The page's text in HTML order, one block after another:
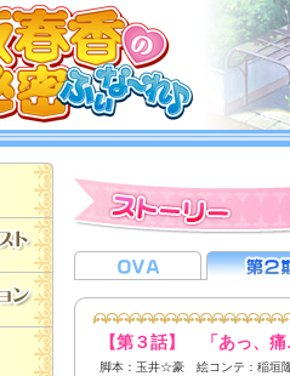
【第３話】 「あっ、
脚本：玉井☆豪 絵コンテ：稲垣